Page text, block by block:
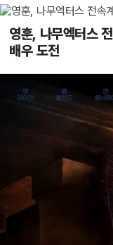
영훈, 나무엑터스
배우 도전